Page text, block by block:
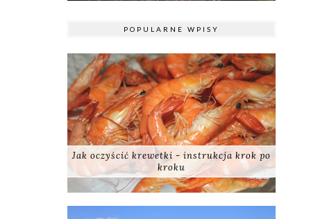
POPULARNE WPISY
Jak oczyścić krewetki - instrukcja krok po
kroku